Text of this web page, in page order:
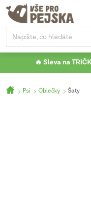
Přejít
obsah
🔥 Sleva na
Domů
Psi Oblečky Šaty